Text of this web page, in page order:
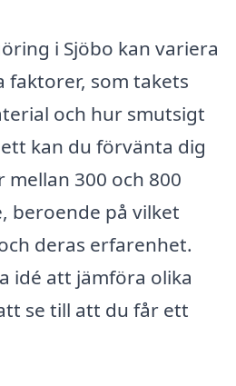
i Sjöbo kan variera
faktorer, som takets
och hur smutsigt
kan du förvänta dig
300 och 800
beroende på vilket
deras erfarenhet.
idé att jämföra olika
se till att du får ett